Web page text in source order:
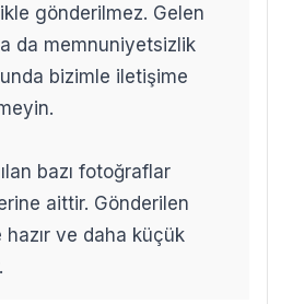
gönderilmez. Gelen
da memnuniyetsizlik
bizimle iletişime
bazı fotoğraflar
aittir. Gönderilen
ve daha küçük